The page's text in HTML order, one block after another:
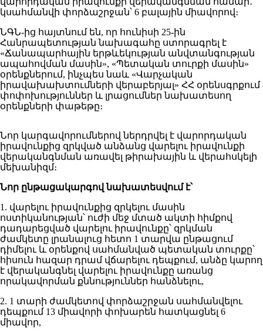
կսահմանվի փորձաշրջան՝ 6 բալային միավորով։
ՆԳՆ-ից հայտնում են, որ հունիսի 25-ին
Հանրապետության նախագահը ստորագրել է
«Ճանապարհային երթևեկության անվտանգության
ապահովման մասին», «Պետական տուրքի մասին»
օրենքներում, ինչպես նաև «Վարչական
իրավախախտումների վերաբերյալ» ՀՀ օրենսգրքում
փոփոխություններ և լրացումներ նախատեսող
օրենքների փաթեթը։
Նոր կարգավորումներով ներդրվել է վարորդական
իրավունքից զրկված անձանց վարելու իրավունքի
վերականգնման առավել թիրախային և վերահսկելի
մեխանիզմ։
Նոր ընթացակարգով նախատեսվում է՝
1. վարելու իրավունքից զրկելու մասին
ոստիկանության՝ ուժի մեջ մտած ակտի հիմքով
դադարեցված վարելու իրավունքը՝ զրկման
ժամկետը լրանալուց հետո 1 տարվա ընթացում
դիմելու և օրենքով սահմանված պետական տուրքը՝
հիսուն հազար դրամ վճարելու դեպքում, անձը կարող
է վերականգնել վարելու իրավունքը առանց
որակավորման քննություններ հանձնելու,
2. 1 տարի ժամկետով փորձաշրջան սահմանվելու
դեպքում 13 միավորի փոխարեն հատկացնել 6
միավոր,